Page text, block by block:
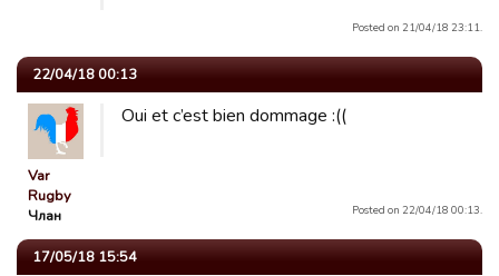
Posted on 21/04/18 23:11.
22/04/18 00:13
Var
Rugby
Члан
Oui et c’est bien dommage :((
Posted on 22/04/18 00:13.
17/05/18 15:54